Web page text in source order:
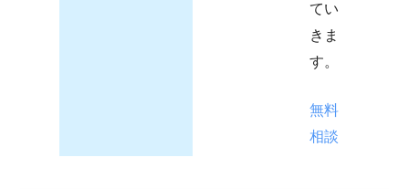
てい
きま
す。
無料
相談